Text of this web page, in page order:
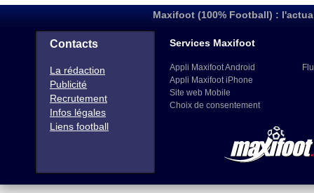
Maxifoot (100% Football) :
Contacts
La rédaction
Publicité
Recrutement
Infos légales
Liens football
Services Maxifoot
Appli Maxifoot Android
Appli Maxifoot iPhone
Site web Mobile
Choix de consentement